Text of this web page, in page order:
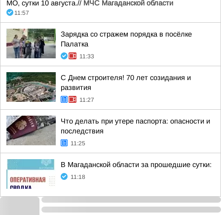
МО, сутки 10 августа.// МЧС Магаданской области
11:57
Зарядка со стражем порядка в посёлке
Палатка
11:33
С Днем строителя! 70 лет созидания и
развития
11:27
Что делать при утере паспорта: опасности и
последствия
11:25
В Магаданской области за прошедшие сутки:
11:18